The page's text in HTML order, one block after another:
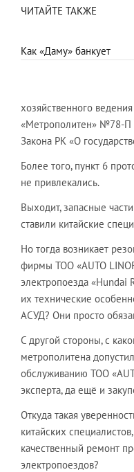
ЧИТАЙТЕ ТАКЖЕ
Как «Даму» банкует
хозяйственного
«Метрополитен» №78-П
Закона РК «О
Более того, пункт 6
не привлекались.
Выходит, запасные
ставили китайские
Но тогда возникает
фирмы ТОО «AUTO
электропоезда «Hundai
их технические
АСУД? Они просто
С другой стороны, с
метрополитена
обслуживанию ТОО
эксперта, да ещё и
Откуда такая
китайских
качественный ремонт
электропоездов?